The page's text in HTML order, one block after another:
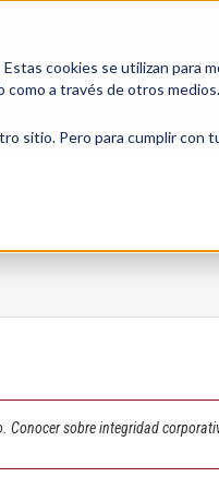
cookies se utilizan para
a través de otros
sitio. Pero para cumplir con
Conocer sobre integridad